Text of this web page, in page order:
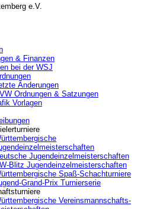
e.V.
& Finanzen
bei der WSJ
Änderungen
Ordnungen & Satzungen
Vorlagen
Jugendeinzelmeisterschaften
Blitz Jugendeinzelmeisterschaften
Spaß-Schachturniere
Grand-Prix Turnierserie
Vereinsmannschafts-